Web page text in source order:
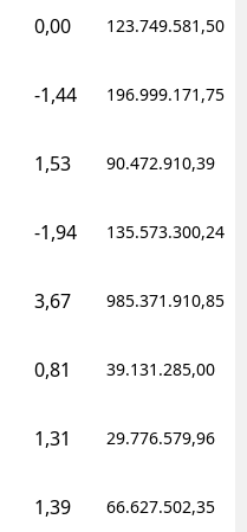
0,00 123.749.581,50
-1,44 196.999.171,75
1,53 90.472.910,39
-1,94 135.573.300,24
3,67 985.371.910,85
0,81 39.131.285,00
1,31 29.776.579,96
1,39 66.627.502,35